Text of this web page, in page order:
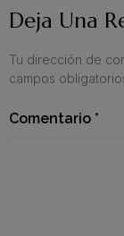
Deja Una
Tu dirección de
campos
Comentario *